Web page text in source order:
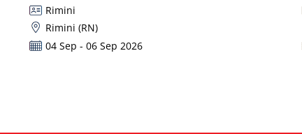
Rimini
Rimini (RN)
04 Sep - 06 Sep 2026